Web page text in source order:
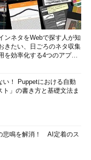
ンネタをWebで探す人が知
きたい、日ごろのネタ収集
を効率化する4つのアプリ
い！ Puppetにおける自動
」の書き方と基礎文法ま
悲鳴を解消！ AI定着のス